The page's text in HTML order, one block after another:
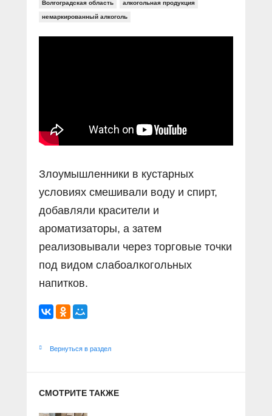
Социальные ролики
Прямой разговор
В знании сила
Газета «Щит и меч»
Журнал «Полиция России»
О ПОРТАЛЕ
Волгоградская область алкогольная продукция
немаркированный алкоголь
Злоумышленники в кустарных
условиях смешивали воду и спирт,
добавляли красители и
ароматизаторы, а затем
реализовывали через торговые точки
под видом слабоалкогольных
напитков.
Вернуться в раздел
СМОТРИТЕ ТАКЖЕ